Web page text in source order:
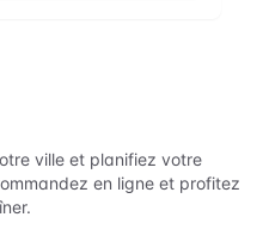
ville et planifiez votre
en ligne et profitez